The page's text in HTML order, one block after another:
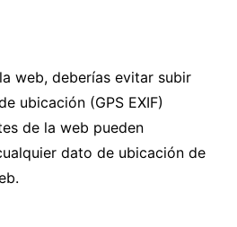
web, deberías evitar subir
ubicación (GPS EXIF)
de la web pueden
dato de ubicación de